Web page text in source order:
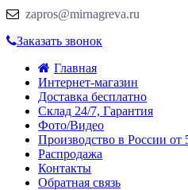
zapros@mirnagreva.ru
Заказать звонок
Главная
Интернет-магазин
Доставка бесплатно
Склад 24/7, Гарантия
Фото/Видео
Производство в России от
Распродажа
Контакты
Обратная связь